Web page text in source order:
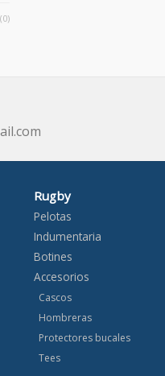
(0)
Rugby
Pelotas
Indumentaria
Botines
Accesorios
Cascos
Hombreras
Protectores bucales
Tees